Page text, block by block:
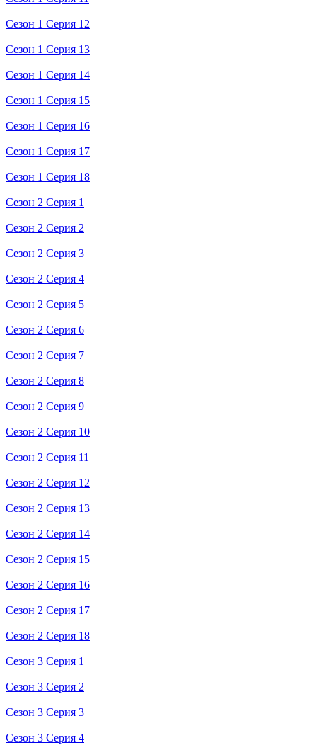
Сезон 1 Серия 12
Сезон 1 Серия 13
Сезон 1 Серия 14
Сезон 1 Серия 15
Сезон 1 Серия 16
Сезон 1 Серия 17
Сезон 1 Серия 18
Сезон 2 Серия 1
Сезон 2 Серия 2
Сезон 2 Серия 3
Сезон 2 Серия 4
Сезон 2 Серия 5
Сезон 2 Серия 6
Сезон 2 Серия 7
Сезон 2 Серия 8
Сезон 2 Серия 9
Сезон 2 Серия 10
Сезон 2 Серия 11
Сезон 2 Серия 12
Сезон 2 Серия 13
Сезон 2 Серия 14
Сезон 2 Серия 15
Сезон 2 Серия 16
Сезон 2 Серия 17
Сезон 2 Серия 18
Сезон 3 Серия 1
Сезон 3 Серия 2
Сезон 3 Серия 3
Сезон 3 Серия 4